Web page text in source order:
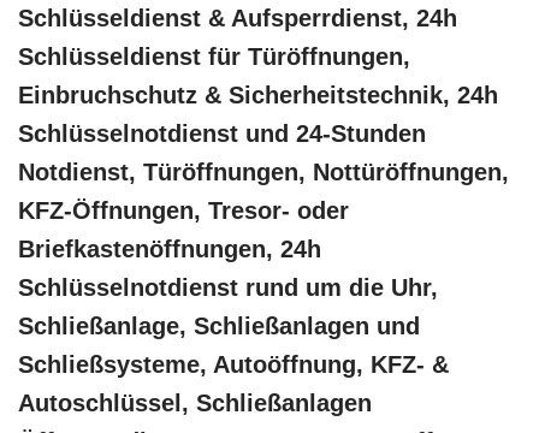
Schlüsseldienst & Aufsperrdienst, 24h
Schlüsseldienst für Türöffnungen,
Einbruchschutz & Sicherheitstechnik, 24h
Schlüsselnotdienst und 24-Stunden
Notdienst, Türöffnungen, Nottüröffnungen,
KFZ-Öffnungen, Tresor- oder
Briefkastenöffnungen, 24h
Schlüsselnotdienst rund um die Uhr,
Schließanlage, Schließanlagen und
Schließsysteme, Autoöffnung, KFZ- &
Autoschlüssel, Schließanlagen